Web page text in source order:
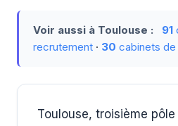
Voir aussi à Toulouse : 91
recrutement · 30 cabinets de
Toulouse, troisième